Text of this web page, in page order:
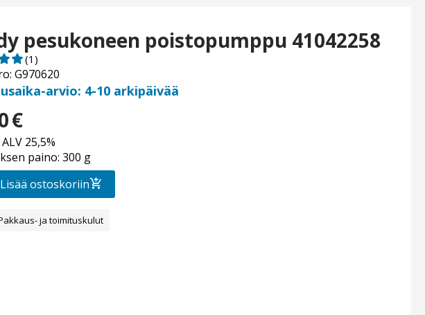
pesukoneen poistopumppu 41042258
G970620
(1)
arvio: 4-10 arkipäivää
€
25,5%
paino: 300 g
Lisää ostoskoriin
ja toimituskulut